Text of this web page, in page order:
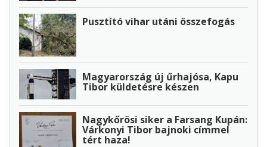
Pusztító vihar utáni összefogás
Magyarország új űrhajósa, Kapu
Tibor küldetésre készen
Nagykőrösi siker a Farsang Kupán:
Várkonyi Tibor bajnoki címmel
tért haza!